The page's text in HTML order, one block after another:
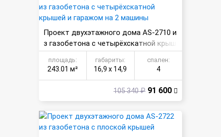
Проект двухэтажного дома AS-2710 и
з газобетона с четырёхскатной крыш
площадь:
243.01 м²
габариты:
16,9 х 14,9
спален:
4
105 340 ₽ 91 600